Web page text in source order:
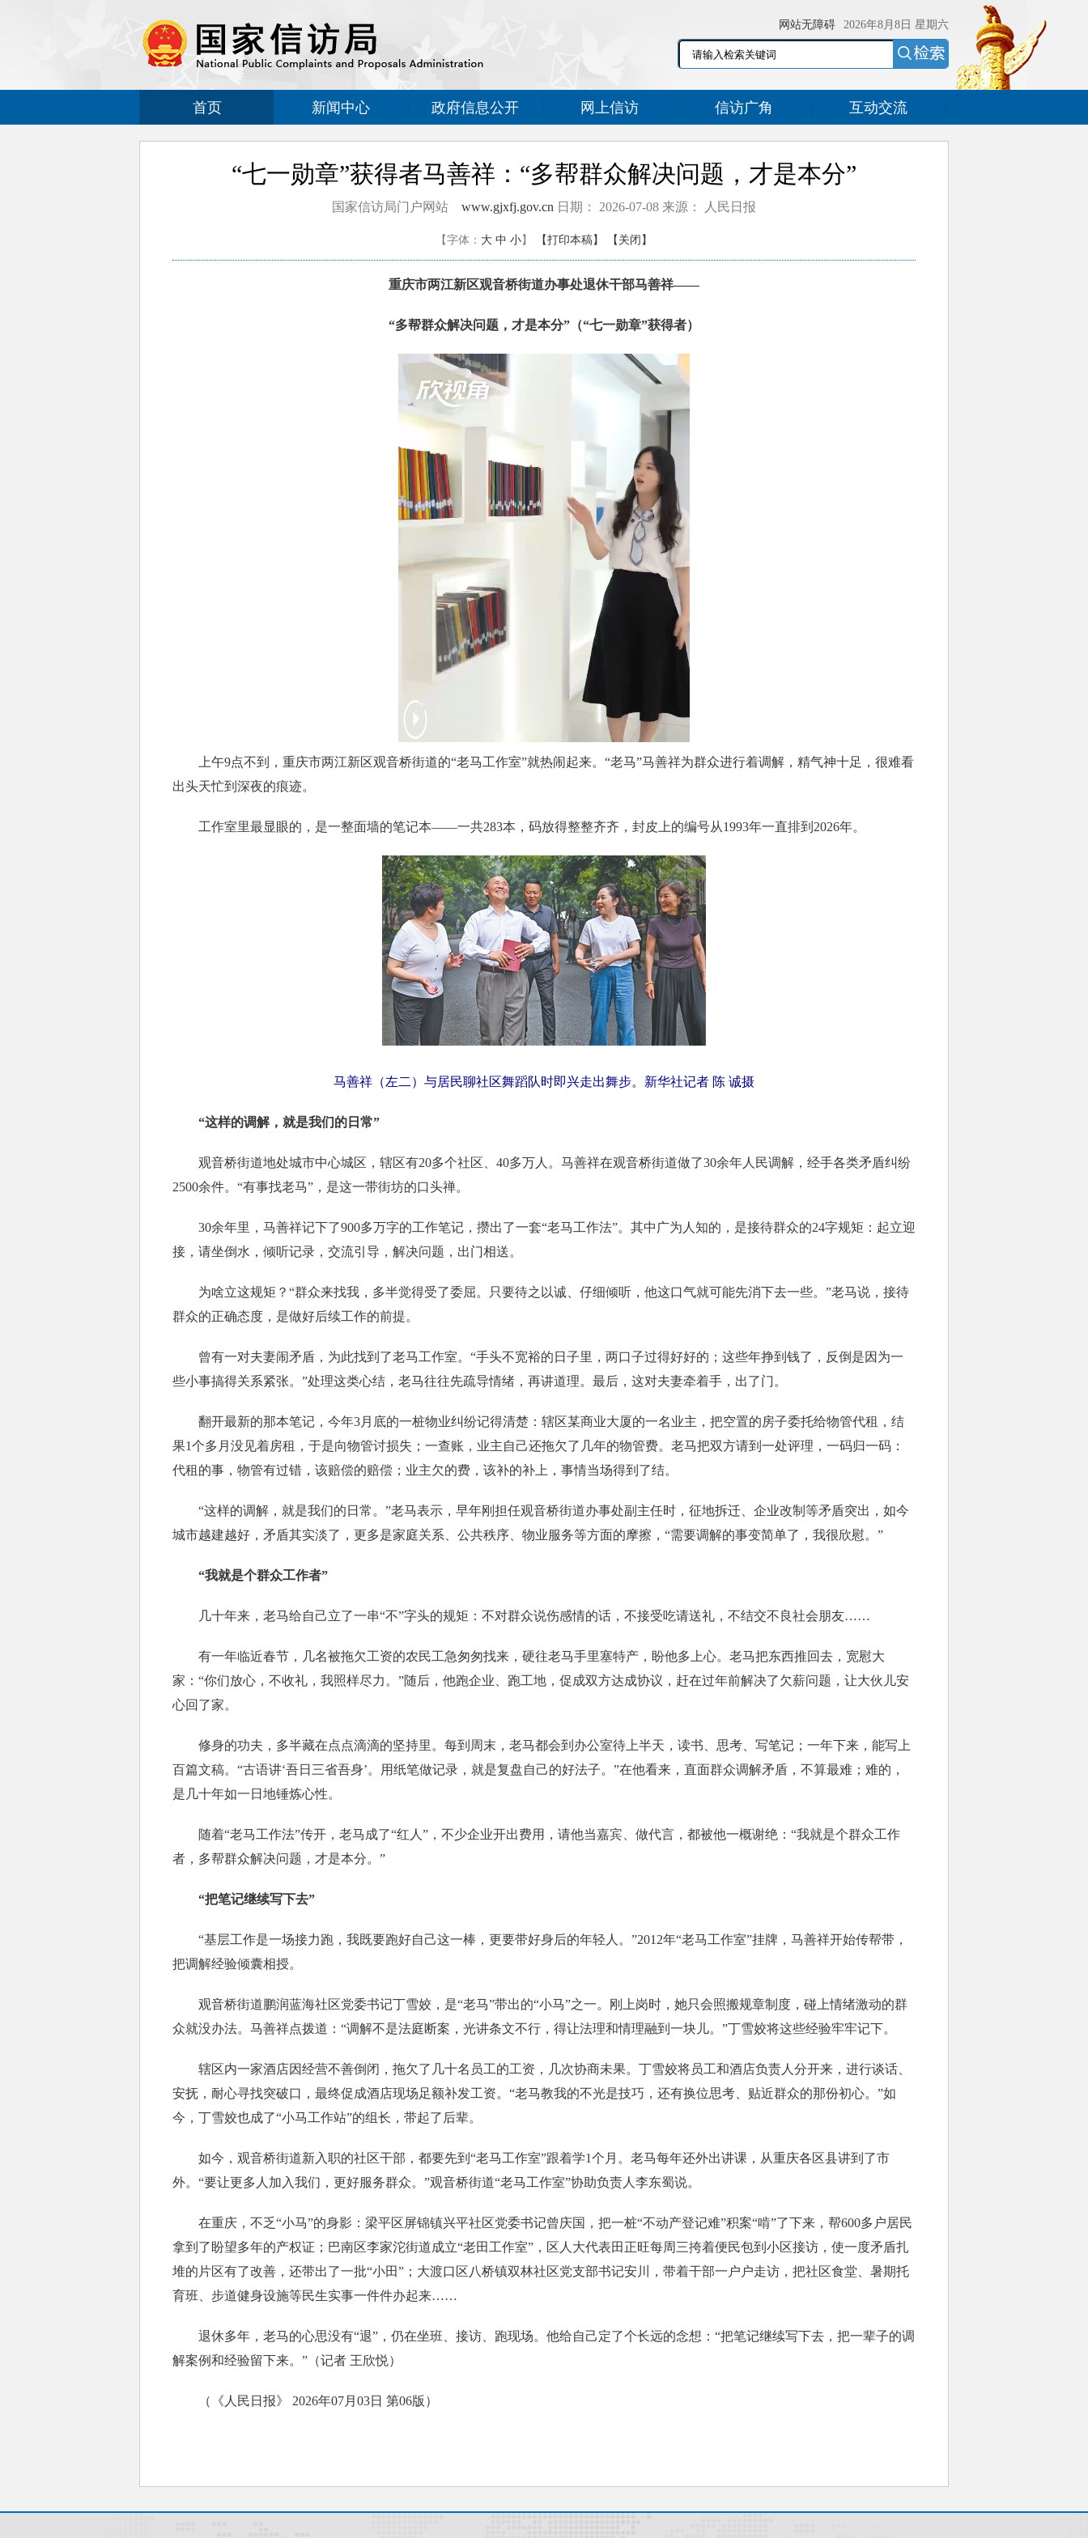
网站无障碍 2026年8月8日 星期六
首页 新闻中心 政府信息公开 网上信访 信访广角 互动交流
“七一勋章”获得者马善祥：“多帮群众解决问题，才是本分”
国家信访局门户网站 www.gjxfj.gov.cn 日期： 2026-07-08 来源： 人民日报
【字体： 大 中 小 】 【打印本稿】 【关闭】
重庆市两江新区观音桥街道办事处退休干部马善祥——
“多帮群众解决问题，才是本分”（“七一勋章”获得者）
上午9点不到，重庆市两江新区观音桥街道的“老马工作室”就热闹起来。“老马”马善祥为群众进行着调解，精气神十足，很难看
出头天忙到深夜的痕迹。
工作室里最显眼的，是一整面墙的笔记本——一共283本，码放得整整齐齐，封皮上的编号从1993年一直排到2026年。
马善祥（左二）与居民聊社区舞蹈队时即兴走出舞步。新华社记者 陈 诚摄
“这样的调解，就是我们的日常”
观音桥街道地处城市中心城区，辖区有20多个社区、40多万人。马善祥在观音桥街道做了30余年人民调解，经手各类矛盾纠纷
2500余件。“有事找老马”，是这一带街坊的口头禅。
30余年里，马善祥记下了900多万字的工作笔记，攒出了一套“老马工作法”。其中广为人知的，是接待群众的24字规矩：起立迎
接，请坐倒水，倾听记录，交流引导，解决问题，出门相送。
为啥立这规矩？“群众来找我，多半觉得受了委屈。只要待之以诚、仔细倾听，他这口气就可能先消下去一些。”老马说，接待
群众的正确态度，是做好后续工作的前提。
曾有一对夫妻闹矛盾，为此找到了老马工作室。“手头不宽裕的日子里，两口子过得好好的；这些年挣到钱了，反倒是因为一
些小事搞得关系紧张。”处理这类心结，老马往往先疏导情绪，再讲道理。最后，这对夫妻牵着手，出了门。
翻开最新的那本笔记，今年3月底的一桩物业纠纷记得清楚：辖区某商业大厦的一名业主，把空置的房子委托给物管代租，结
果1个多月没见着房租，于是向物管讨损失；一查账，业主自己还拖欠了几年的物管费。老马把双方请到一处评理，一码归一码：
代租的事，物管有过错，该赔偿的赔偿；业主欠的费，该补的补上，事情当场得到了结。
“这样的调解，就是我们的日常。”老马表示，早年刚担任观音桥街道办事处副主任时，征地拆迁、企业改制等矛盾突出，如今
城市越建越好，矛盾其实淡了，更多是家庭关系、公共秩序、物业服务等方面的摩擦，“需要调解的事变简单了，我很欣慰。”
“我就是个群众工作者”
几十年来，老马给自己立了一串“不”字头的规矩：不对群众说伤感情的话，不接受吃请送礼，不结交不良社会朋友……
有一年临近春节，几名被拖欠工资的农民工急匆匆找来，硬往老马手里塞特产，盼他多上心。老马把东西推回去，宽慰大
家：“你们放心，不收礼，我照样尽力。”随后，他跑企业、跑工地，促成双方达成协议，赶在过年前解决了欠薪问题，让大伙儿安
心回了家。
修身的功夫，多半藏在点点滴滴的坚持里。每到周末，老马都会到办公室待上半天，读书、思考、写笔记；一年下来，能写上
百篇文稿。“古语讲‘吾日三省吾身’。用纸笔做记录，就是复盘自己的好法子。”在他看来，直面群众调解矛盾，不算最难；难的，
是几十年如一日地锤炼心性。
随着“老马工作法”传开，老马成了“红人”，不少企业开出费用，请他当嘉宾、做代言，都被他一概谢绝：“我就是个群众工作
者，多帮群众解决问题，才是本分。”
“把笔记继续写下去”
“基层工作是一场接力跑，我既要跑好自己这一棒，更要带好身后的年轻人。”2012年“老马工作室”挂牌，马善祥开始传帮带，
把调解经验倾囊相授。
观音桥街道鹏润蓝海社区党委书记丁雪姣，是“老马”带出的“小马”之一。刚上岗时，她只会照搬规章制度，碰上情绪激动的群
众就没办法。马善祥点拨道：“调解不是法庭断案，光讲条文不行，得让法理和情理融到一块儿。”丁雪姣将这些经验牢牢记下。
辖区内一家酒店因经营不善倒闭，拖欠了几十名员工的工资，几次协商未果。丁雪姣将员工和酒店负责人分开来，进行谈话、
安抚，耐心寻找突破口，最终促成酒店现场足额补发工资。“老马教我的不光是技巧，还有换位思考、贴近群众的那份初心。”如
今，丁雪姣也成了“小马工作站”的组长，带起了后辈。
如今，观音桥街道新入职的社区干部，都要先到“老马工作室”跟着学1个月。老马每年还外出讲课，从重庆各区县讲到了市
外。“要让更多人加入我们，更好服务群众。”观音桥街道“老马工作室”协助负责人李东蜀说。
在重庆，不乏“小马”的身影：梁平区屏锦镇兴平社区党委书记曾庆国，把一桩“不动产登记难”积案“啃”了下来，帮600多户居民
拿到了盼望多年的产权证；巴南区李家沱街道成立“老田工作室”，区人大代表田正旺每周三挎着便民包到小区接访，使一度矛盾扎
堆的片区有了改善，还带出了一批“小田”；大渡口区八桥镇双林社区党支部书记安川，带着干部一户户走访，把社区食堂、暑期托
育班、步道健身设施等民生实事一件件办起来……
退休多年，老马的心思没有“退”，仍在坐班、接访、跑现场。他给自己定了个长远的念想：“把笔记继续写下去，把一辈子的调
解案例和经验留下来。”（记者 王欣悦）
（《人民日报》 2026年07月03日 第06版）